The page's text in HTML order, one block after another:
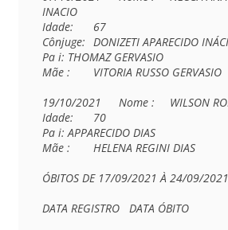
INACIO
Idade:	67
Cônjuge:	DONIZETI APARECIDO INÁCIO
Pa i:	THOMAZ GERVASIO
Mãe :	VITORIA RUSSO GERVASIO
19/10/2021	Nome :	WILSON ROBERTO DIAS
Idade:	70
Pa i:	APPARECIDO DIAS
Mãe :	HELENA REGINI DIAS
ÓBITOS DE 17/09/2021 À 24/09/2021
DATA REGISTRO   DATA ÓBITO